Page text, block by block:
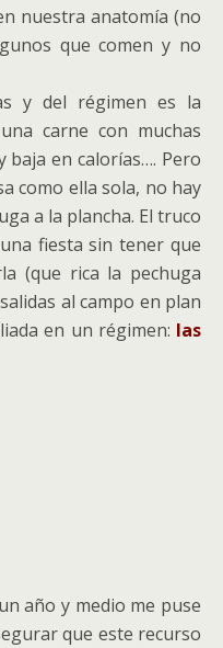
nuestra anatomía (no
que comen y no
y del régimen es la
carne con muchas
baja en calorías…. Pero
como ella sola, no hay
a la plancha. El truco
fiesta sin tener que
(que rica la pechuga
al campo en plan
en un régimen: las
año y medio me puse
que este recurso